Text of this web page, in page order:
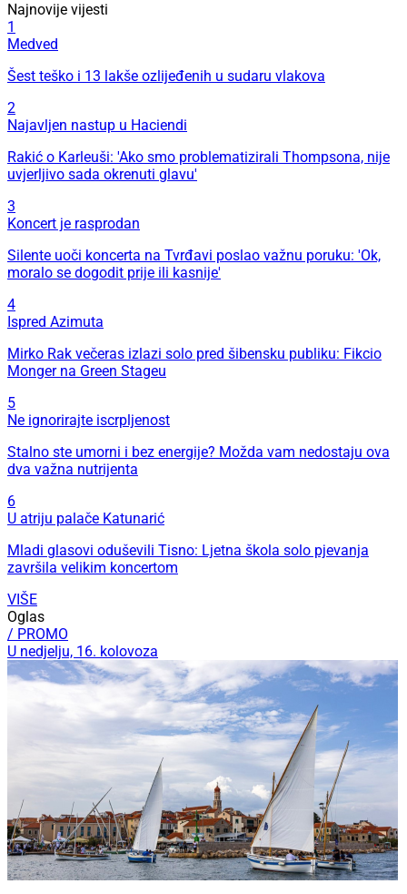
Najnovije vijesti
1
Medved
Šest teško i 13 lakše ozlijeđenih u sudaru vlakova
2
Najavljen nastup u Haciendi
Rakić o Karleuši: 'Ako smo problematizirali Thompsona, nije
uvjerljivo sada okrenuti glavu'
3
Koncert je rasprodan
Silente uoči koncerta na Tvrđavi poslao važnu poruku: 'Ok,
moralo se dogodit prije ili kasnije'
4
Ispred Azimuta
Mirko Rak večeras izlazi solo pred šibensku publiku: Fikcio
Monger na Green Stageu
5
Ne ignorirajte iscrpljenost
Stalno ste umorni i bez energije? Možda vam nedostaju ova
dva važna nutrijenta
6
U atriju palače Katunarić
Mladi glasovi oduševili Tisno: Ljetna škola solo pjevanja
završila velikim koncertom
VIŠE
Oglas
/ PROMO
U nedjelju, 16. kolovoza